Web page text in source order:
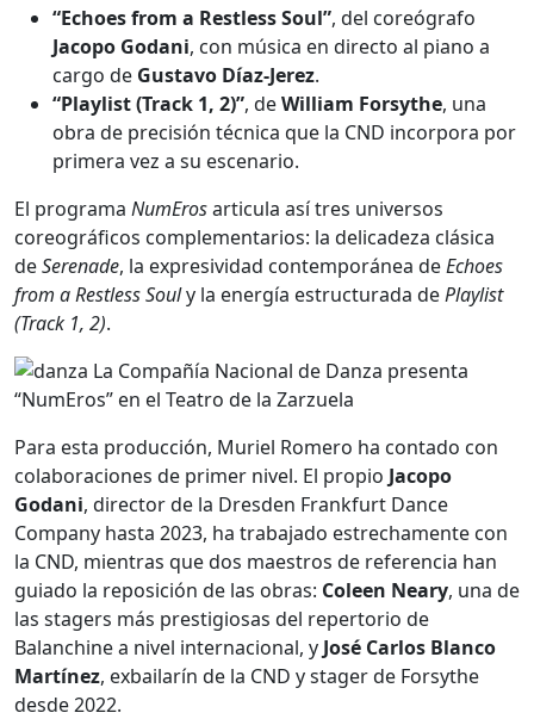
“Echoes from a Restless Soul”, del coreógrafo
Jacopo Godani, con música en directo al piano a
cargo de Gustavo Díaz-Jerez.
“Playlist (Track 1, 2)”, deWilliam Forsythe, una
obra de precisión técnica que la CND incorpora por
primera vez a su escenario.
El programa NumErosarticula así tres universos
coreográficos complementarios: la delicadeza clásica
deSerenade, la expresividad contemporánea deEchoes
from a Restless Souly la energía estructurada dePlaylist
(Track 1, 2).
Para esta producción, Muriel Romero ha contado con
colaboraciones de primer nivel. El propio Jacopo
Godani, director de la Dresden Frankfurt Dance
Company hasta 2023, ha trabajado estrechamente con
la CND, mientras que dos maestros de referencia han
guiado la reposición de las obras: Coleen Neary, una de
las stagers más prestigiosas del repertorio de
Balanchine a nivel internacional, y José Carlos Blanco
Martínez, exbailarín de la CND y stager de Forsythe
desde 2022.